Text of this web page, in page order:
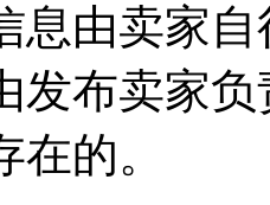
息由卖家
发布卖家
的。